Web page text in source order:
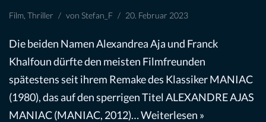
Film Thriller von Stefan_F 20. Februar 2023
Die beiden Namen Alexandrea Aja und Franck
Khalfoun dürfte den meisten Filmfreunden
spätestens seit ihrem Remake des Klassiker MANIAC
(1980), das auf den sperrigen Titel ALEXANDRE AJAS
MANIAC (MANIAC, 2012)…Weiterlesen »